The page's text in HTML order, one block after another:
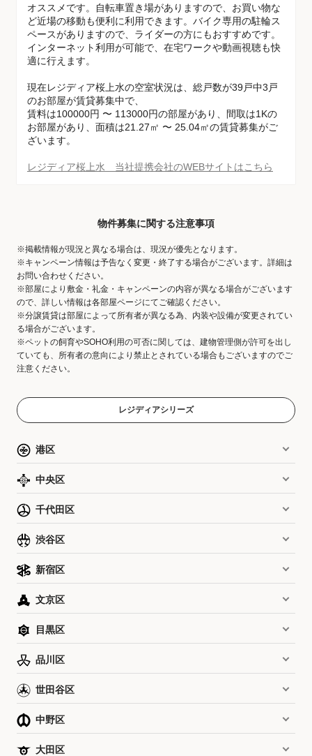
オススメです。自転車置き場がありますので、お買い物な
ど近場の移動も便利に利用できます。バイク専用の駐輪ス
ペースがありますので、ライダーの方にもおすすめです。
インターネット利用が可能で、在宅ワークや動画視聴も快
適に行えます。
現在レジディア桜上水の空室状況は、総戸数が39戸中3戸
のお部屋が賃貸募集中で、
賃料は100000円 〜 113000円の部屋があり、間取は1Kの
お部屋があり、面積は21.27㎡ 〜 25.04㎡の賃貸募集がご
ざいます。
レジディア桜上水 当社提携会社のWEBサイトはこちら
物件募集に関する注意事項
※掲載情報が現況と異なる場合は、現況が優先となります。
※キャンペーン情報は予告なく変更・終了する場合がございます。詳細は
お問い合わせください。
※部屋により敷金・礼金・キャンペーンの内容が異なる場合がございます
ので、詳しい情報は各部屋ページにてご確認ください。
※分譲賃貸は部屋によって所有者が異なる為、内装や設備が変更されてい
る場合がございます。
※ペットの飼育やSOHO利用の可否に関しては、建物管理側が許可を出し
ていても、所有者の意向により禁止とされている場合もございますのでご
注意ください。
レジディアシリーズ
港区
中央区
千代田区
渋谷区
新宿区
文京区
目黒区
品川区
世田谷区
中野区
大田区